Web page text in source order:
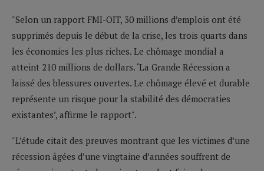
"Selon un rapport FMI-OIT, 30 millions d’emplois ont été
supprimés depuis le début de la crise, les trois quarts dans
les économies les plus riches. Le chômage mondial a
atteint 210 millions de dollars. ‘La Grande Récession a
laissé des blessures ouvertes. Le chômage élevé et durable
représente un risque pour la stabilité des démocraties
existantes’, affirme le rapport".
"L’étude citait des preuves montrant que les victimes d’une
récession âgées d’une vingtaine d’années souffrent de